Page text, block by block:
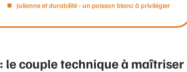
Julienne et durabilité : un poisson blanc à privilégier
le couple technique à maîtriser